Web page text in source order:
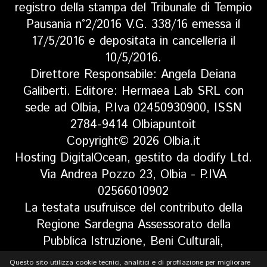
registro della stampa del Tribunale di Tempio
Pausania n°2/2016 V.G. 338/16 emessa il
17/5/2016 e depositata in cancelleria il
10/5/2016.
Direttore Responsabile: Angela Deiana
Galiberti. Editore: Hermaea Lab SRL con
sede ad Olbia, P.Iva 02450930900, ISSN
2784-9414 Olbiapuntoit
Copyright© 2026 Olbia.it
Hosting DigitalOcean, gestito da dodify Ltd.
Via Andrea Pozzo 23, Olbia - P.IVA
02566010902
La testata usufruisce del contributo della
Regione Sardegna Assessorato della
Pubblica Istruzione, Beni Culturali,
Informazione, Spettacolo e Sport. Legge
Questo sito utilizza cookie tecnici, analitici e di profilazione per migliorare